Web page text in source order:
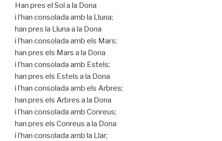
Han pres el Sol a la Dona
i l’han consolada amb la Lluna;
han pres la Lluna a la Dona
i l’han consolada amb els Mars;
han pres els Mars a la Dona
i l’han consolada amb Estels;
han pres els Estels a la Dona
i l’han consolada amb els Arbres;
han pres els Arbres a la Dona
i l’han consolada amb Conreus;
han pres els Conreus a la Dona
i l’han consolada amb la Llar;